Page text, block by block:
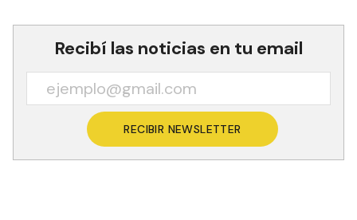
Recibí las noticias en tu email
RECIBIR NEWSLETTER